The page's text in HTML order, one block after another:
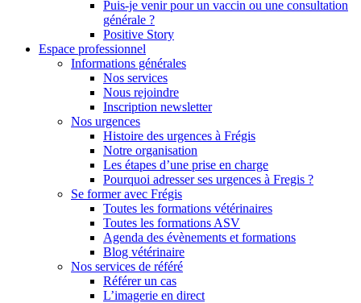
Puis-je venir pour un vaccin ou une consultation
générale ?
Positive Story
Espace professionnel
Informations générales
Nos services
Nous rejoindre
Inscription newsletter
Nos urgences
Histoire des urgences à Frégis
Notre organisation
Les étapes d’une prise en charge
Pourquoi adresser ses urgences à Fregis ?
Se former avec Frégis
Toutes les formations vétérinaires
Toutes les formations ASV
Agenda des évènements et formations
Blog vétérinaire
Nos services de référé
Référer un cas
L’imagerie en direct